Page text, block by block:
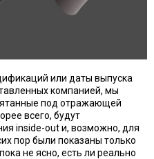
или даты выпуска
компанией, мы
под отражающей
всего, будут
inside-out и, возможно, для
пор были показаны только
не ясно, есть ли реально